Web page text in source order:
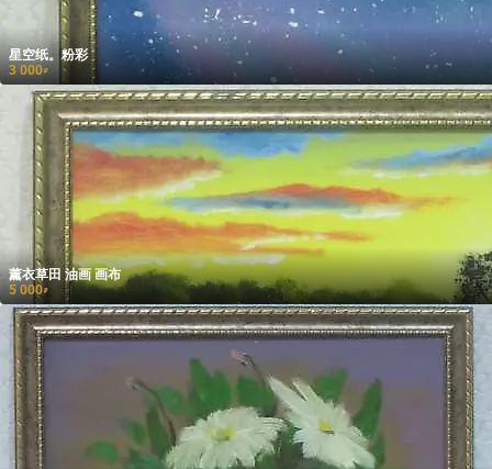
星空纸。粉彩
3 000₽
薰衣草田 油画 画布
5 000₽